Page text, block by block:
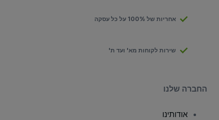
אחריות של 100% על כל עסקה
שירות לקוחות מא' ועד ת'
החברה שלנו
אודותינו